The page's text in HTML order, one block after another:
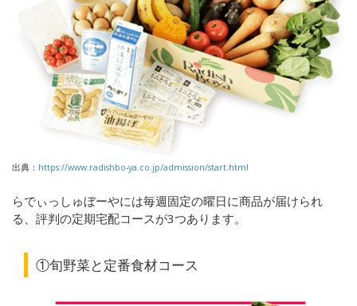
出典： https://www.radishbo-ya.co.jp/admission/start.html
らでぃっしゅぼーやには毎週固定の曜日に商品が届けられ
る、評判の定期宅配コースが3つあります。
①旬野菜と定番食材コース